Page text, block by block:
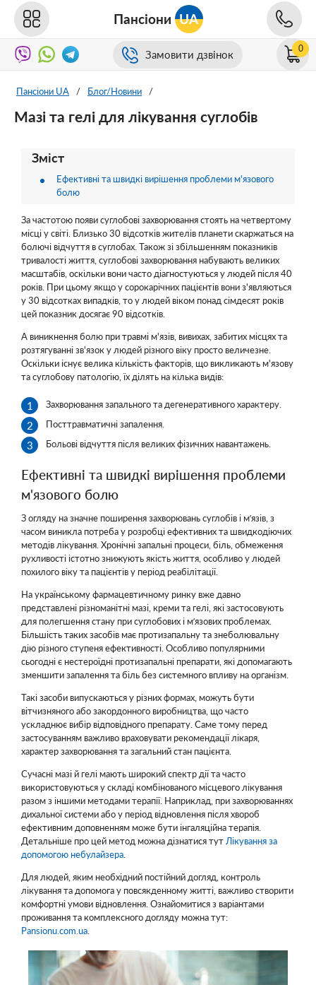
Пансіони UA
Замовити дзвінок 0
Пансіони UA / Блог/Новини /
Мазі та гелі для лікування суглобів
Зміст
Ефективні та швидкі вирішення проблеми м'язового
болю
За частотою появи суглобові захворювання стоять на четвертому
місці у світі. Близько 30 відсотків жителів планети скаржаться на
болючі відчуття в суглобах. Також зі збільшенням показників
тривалості життя, суглобові захворювання набувають великих
масштабів, оскільки вони часто діагностуються у людей після 40
років. При цьому якщо у сорокарічних пацієнтів вони з'являються
у 30 відсотках випадків, то у людей віком понад сімдесят років
цей показник досягає 90 відсотків.
А виникнення болю при травмі м'язів, вивихах, забитих місцях та
розтягуванні зв'язок у людей різного віку просто величезне.
Оскільки існує велика кількість факторів, що викликають м'язову
та суглобову патологію, їх ділять на кілька видів:
Захворювання запального та дегенеративного характеру.
Посттравматичні запалення.
Больові відчуття після великих фізичних навантажень.
Ефективні та швидкі вирішення проблеми
м'язового болю
З огляду на значне поширення захворювань суглобів і м’язів, з
часом виникла потреба у розробці ефективних та швидкодіючих
методів лікування. Хронічні запальні процеси, біль, обмеження
рухливості істотно знижують якість життя, особливо у людей
похилого віку та пацієнтів у період реабілітації.
На українському фармацевтичному ринку вже давно
представлені різноманітні мазі, креми та гелі, які застосовують
для полегшення стану при суглобових і м’язових проблемах.
Більшість таких засобів має протизапальну та знеболювальну
дію різного ступеня ефективності. Особливо популярними
сьогодні є нестероїдні протизапальні препарати, які допомагають
зменшити запалення та біль без системного впливу на організм.
Такі засоби випускаються у різних формах, можуть бути
вітчизняного або закордонного виробництва, що часто
ускладнює вибір відповідного препарату. Саме тому перед
застосуванням важливо враховувати рекомендації лікаря,
характер захворювання та загальний стан пацієнта.
Сучасні мазі й гелі мають широкий спектр дії та часто
використовуються у складі комбінованого місцевого лікування
разом з іншими методами терапії. Наприклад, при захворюваннях
дихальної системи або у період відновлення після хвороб
ефективним доповненням може бути інгаляційна терапія.
Детальніше про цей метод можна дізнатися тут Лікування за
допомогою небулайзера
Для людей, яким необхідний постійний догляд, контроль
лікування та допомога у повсякденному житті, важливо створити
комфортні умови відновлення. Ознайомитися з варіантами
проживання та комплексного догляду можна тут:
Pansionu.com.ua